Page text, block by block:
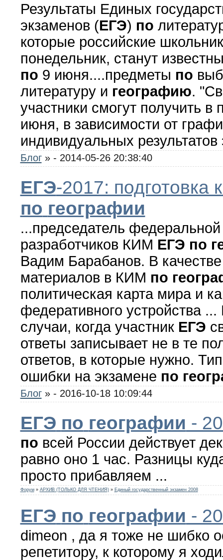
Результаты Единых
экзаменов (ЕГЭ) по
которые российские
понедельник, станут
по 9 июня....предметы по
литературу и географию.
участники смогут получить в
июня, в зависимости от
индивидуальных
Блог » - 2014-05-26 20:38:40
ЕГЭ-2017: подготовка
по географии
...председатель
разработчиков КИМ ЕГЭ по
Вадим Барабанов. В
материалов в КИМ по
политическая карта мира и
федеративного устройства
случаи, когда участник ЕГЭ
ответы записывает не в те
ответов, в которые нужно.
ошибки на экзамене по
Блог » - 2016-10-18 10:09:44
ЕГЭ по географии -
по всей России действует
равно оно 1 час. Разницы
просто прибавляем ...
Форум » АРХИВ (ТОЛЬКО ДЛЯ ЧТЕНИЯ) » Единый государственный экзамен 2008
ЕГЭ по географии -
dimeon , да я тоже не шибко
репетитору, к которому я